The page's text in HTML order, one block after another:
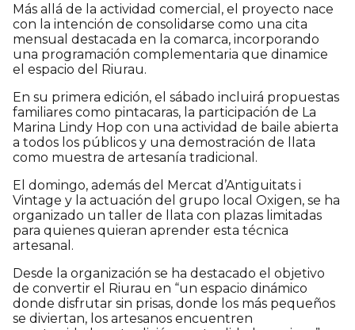
Más allá de la actividad comercial, el proyecto nace
con la intención de consolidarse como una cita
mensual destacada en la comarca, incorporando
una programación complementaria que dinamice
el espacio del Riurau.
En su primera edición, el sábado incluirá propuestas
familiares como pintacaras, la participación de La
Marina Lindy Hop con una actividad de baile abierta
a todos los públicos y una demostración de llata
como muestra de artesanía tradicional.
El domingo, además del Mercat d’Antiguitats i
Vintage y la actuación del grupo local Oxigen, se ha
organizado un taller de llata con plazas limitadas
para quienes quieran aprender esta técnica
artesanal.
Desde la organización se ha destacado el objetivo
de convertir el Riurau en “un espacio dinámico
donde disfrutar sin prisas, donde los más pequeños
se diviertan, los artesanos encuentren